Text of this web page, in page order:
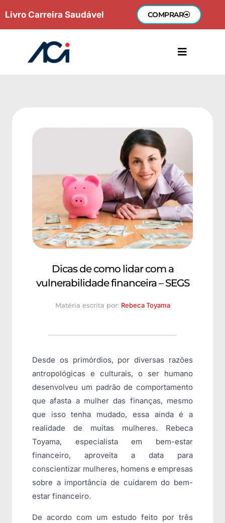
para
Livro Carreira Saudável COMPRAR
Dicas de como lidar com a
vulnerabilidade financeira – SEGS
Matéria escrita por: Rebeca Toyama
Desde os primórdios, por diversas razões
antropológicas e culturais, o ser humano
desenvolveu um padrão de comportamento
que afasta a mulher das finanças, mesmo
que isso tenha mudado, essa ainda é a
realidade de muitas mulheres. Rebeca
Toyama, especialista em bem-estar
financeiro, aproveita a data para
conscientizar mulheres, homens e empresas
sobre a importância de cuidarem do bem-
estar financeiro.
De acordo com um estudo feito por três